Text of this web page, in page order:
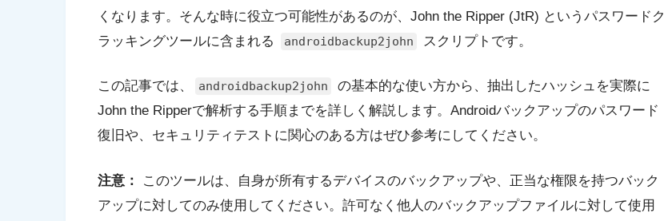
くなります。そんな時に役立つ可能性があるのが、John the Ripper (JtR) というパスワードク
ラッキングツールに含まれる
androidbackup2john スクリプトです。
この記事では、 androidbackup2john
の基本的な使い方から、抽出したハッシュを実際に
John the Ripperで解析する手順までを詳しく解説します。Androidバックアップのパスワード
復旧や、セキュリティテストに関心のある方はぜひ参考にしてください。
注意：
このツールは、自身が所有するデバイスのバックアップや、正当な権限を持つバック
アップに対してのみ使用してください。許可なく他人のバックアップファイルに対して使用